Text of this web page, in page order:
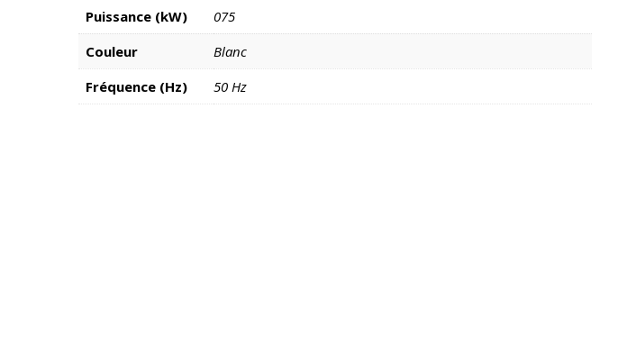
Puissance (kW)
075
Couleur
Blanc
Fréquence (Hz)
50 Hz